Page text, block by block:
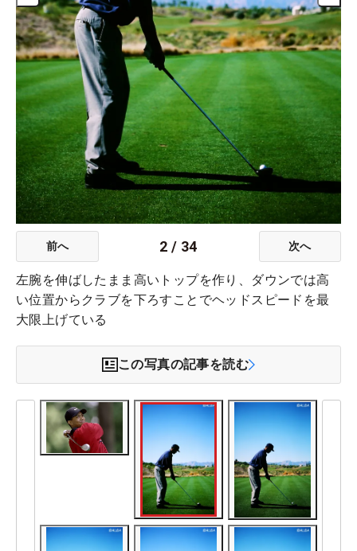
前へ 2 / 34 次へ
左腕を伸ばしたまま高いトップを作り、ダウンでは高
い位置からクラブを下ろすことでヘッドスピードを最
大限上げている
この写真の記事を読む